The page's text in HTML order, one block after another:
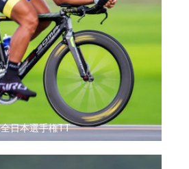
全日本選手権TT